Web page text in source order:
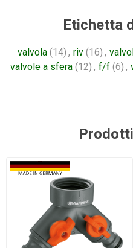
Etichetta
valvola (14) , riv (16) ,
valvole a sfera (12) , f/f (6) ,